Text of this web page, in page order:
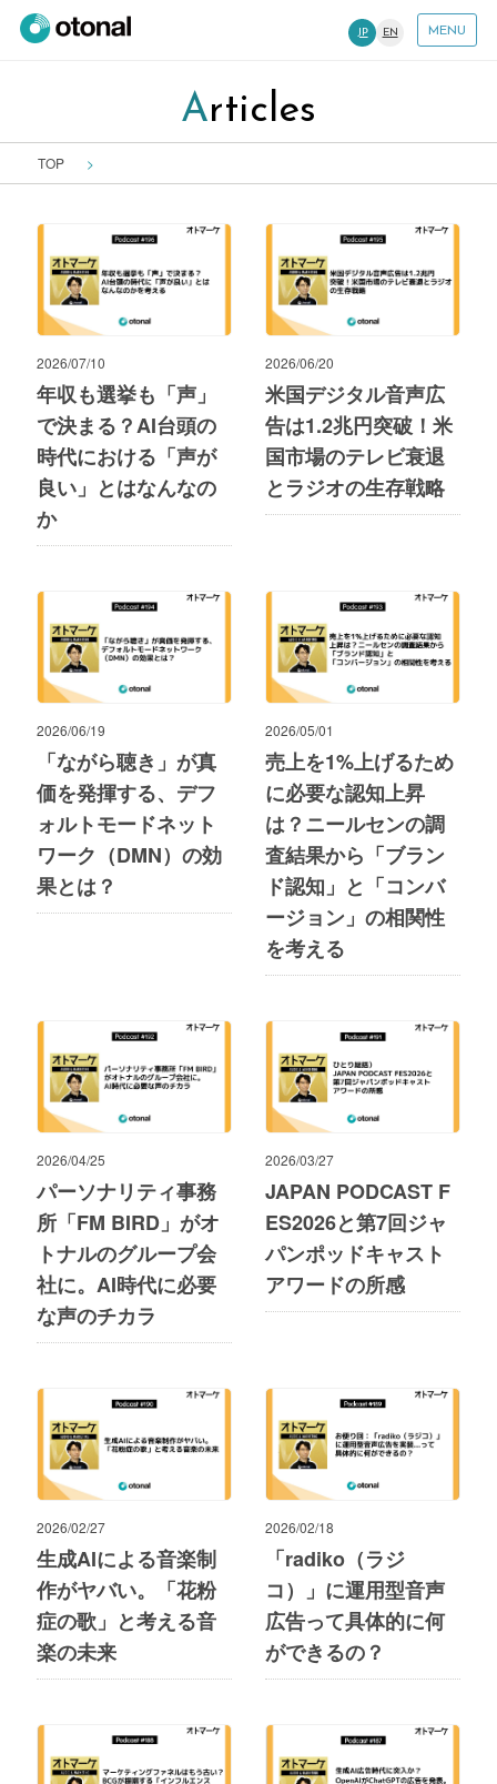
JP EN MENU
Articles
TOP
2026/07/10
年収も選挙も「声」
で決まる？AI台頭の
時代における「声が
良い」とはなんなの
か
2026/06/20
米国デジタル音声広
告は1.2兆円突破！米
国市場のテレビ衰退
とラジオの生存戦略
2026/06/19
「ながら聴き」が真
価を発揮する、デフ
ォルトモードネット
ワーク（DMN）の効
果とは？
2026/05/01
売上を1%上げるため
に必要な認知上昇
は？ニールセンの調
査結果から「ブラン
ド認知」と「コンバ
ージョン」の相関性
を考える
2026/04/25
パーソナリティ事務
所「FM BIRD」がオ
トナルのグループ会
社に。AI時代に必要
な声のチカラ
2026/03/27
JAPAN PODCAST F
ES2026と第7回ジャ
パンポッドキャスト
アワードの所感
2026/02/27
生成AIによる音楽制
作がヤバい。「花粉
症の歌」と考える音
楽の未来
2026/02/18
「radiko（ラジ
コ）」に運用型音声
広告って具体的に何
ができるの？